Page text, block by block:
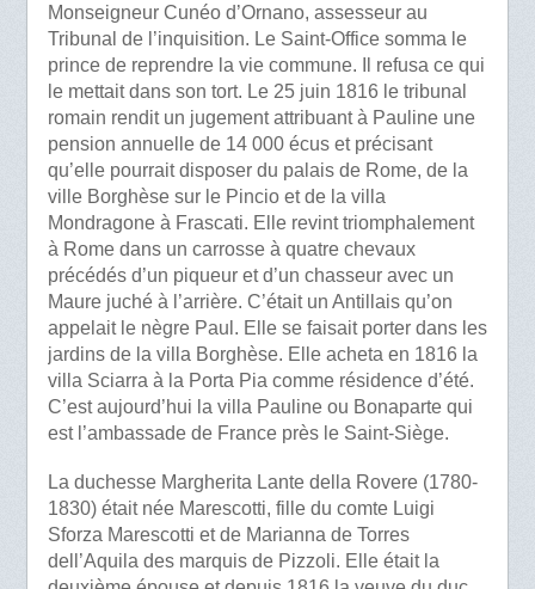
Monseigneur Cunéo d’Ornano, assesseur au
Tribunal de l’inquisition. Le Saint-Office somma le
prince de reprendre la vie commune. Il refusa ce qui
le mettait dans son tort. Le 25 juin 1816 le tribunal
romain rendit un jugement attribuant à Pauline une
pension annuelle de 14 000 écus et précisant
qu’elle pourrait disposer du palais de Rome, de la
ville Borghèse sur le Pincio et de la villa
Mondragone à Frascati. Elle revint triomphalement
à Rome dans un carrosse à quatre chevaux
précédés d’un piqueur et d’un chasseur avec un
Maure juché à l’arrière. C’était un Antillais qu’on
appelait le nègre Paul. Elle se faisait porter dans les
jardins de la villa Borghèse. Elle acheta en 1816 la
villa Sciarra à la Porta Pia comme résidence d’été.
C’est aujourd’hui la villa Pauline ou Bonaparte qui
est l’ambassade de France près le Saint-Siège.
La duchesse Margherita Lante della Rovere (1780-
1830) était née Marescotti, fille du comte Luigi
Sforza Marescotti et de Marianna de Torres
dell’Aquila des marquis de Pizzoli. Elle était la